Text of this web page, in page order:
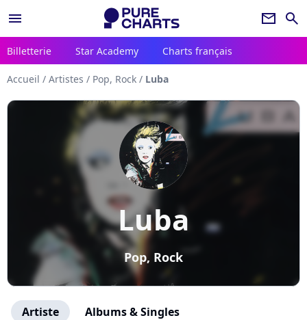
menu newsletter search
Billetterie Star Academy Charts français
Accueil / Artistes / Pop, Rock / Luba
Luba
Pop, Rock
Artiste Albums & Singles